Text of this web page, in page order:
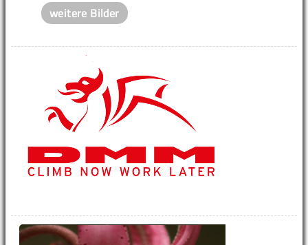
weitere Bilder